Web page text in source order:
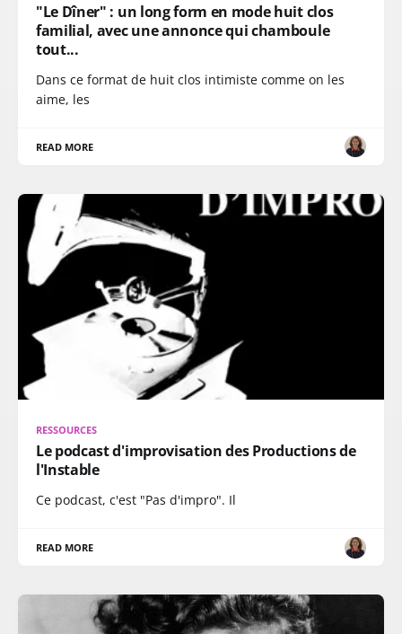
"Le Dîner" : un long form en mode huit clos
familial, avec une annonce qui chamboule
tout...
Dans ce format de huit clos intimiste comme on les
aime, les
READ MORE
RESSOURCES
Le podcast d'improvisation des Productions de
l'Instable
Ce podcast, c'est "Pas d'impro". Il
READ MORE